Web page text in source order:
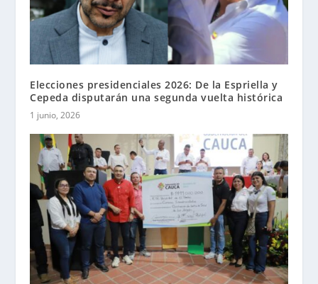
Elecciones presidenciales 2026: De la Espriella y
Cepeda disputarán una segunda vuelta histórica
1 junio, 2026